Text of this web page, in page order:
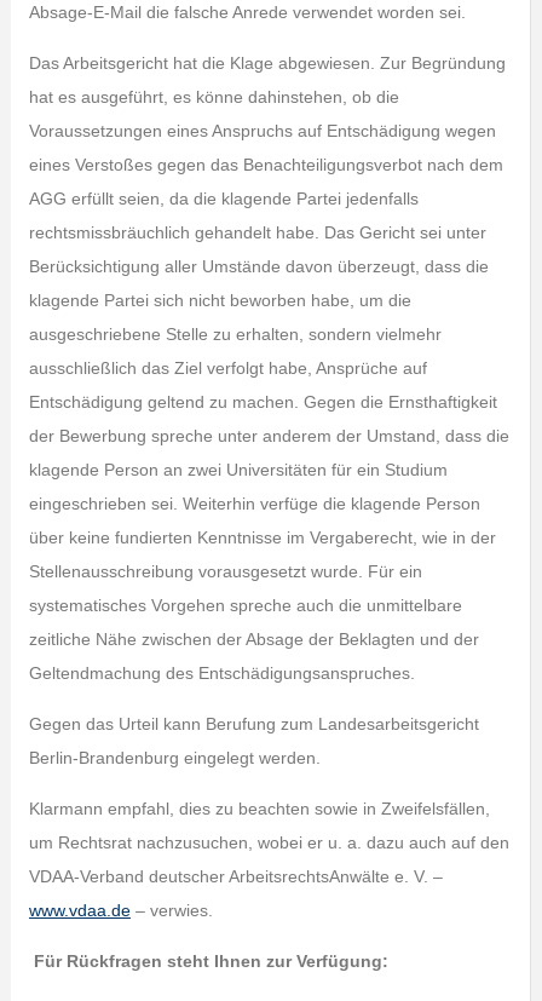
Absage-E-Mail die falsche Anrede verwendet worden sei.
Das Arbeitsgericht hat die Klage abgewiesen. Zur Begründung
hat es ausgeführt, es könne dahinstehen, ob die
Voraussetzungen eines Anspruchs auf Entschädigung wegen
eines Verstoßes gegen das Benachteiligungsverbot nach dem
AGG erfüllt seien, da die klagende Partei jedenfalls
rechtsmissbräuchlich gehandelt habe. Das Gericht sei unter
Berücksichtigung aller Umstände davon überzeugt, dass die
klagende Partei sich nicht beworben habe, um die
ausgeschriebene Stelle zu erhalten, sondern vielmehr
ausschließlich das Ziel verfolgt habe, Ansprüche auf
Entschädigung geltend zu machen. Gegen die Ernsthaftigkeit
der Bewerbung spreche unter anderem der Umstand, dass die
klagende Person an zwei Universitäten für ein Studium
eingeschrieben sei. Weiterhin verfüge die klagende Person
über keine fundierten Kenntnisse im Vergaberecht, wie in der
Stellenausschreibung vorausgesetzt wurde. Für ein
systematisches Vorgehen spreche auch die unmittelbare
zeitliche Nähe zwischen der Absage der Beklagten und der
Geltendmachung des Entschädigungsanspruches.
Gegen das Urteil kann Berufung zum Landesarbeitsgericht
Berlin-Brandenburg eingelegt werden.
Klarmann empfahl, dies zu beachten sowie in Zweifelsfällen,
um Rechtsrat nachzusuchen, wobei er u. a. dazu auch auf den
VDAA-Verband deutscher ArbeitsrechtsAnwälte e. V. –
www.vdaa.de– verwies.
Für Rückfragen steht Ihnen zur Verfügung: